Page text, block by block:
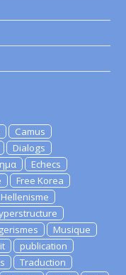
Camus
Dialogs
Echecs
Free Korea
Hellenisme
Musique
publication
Traduction